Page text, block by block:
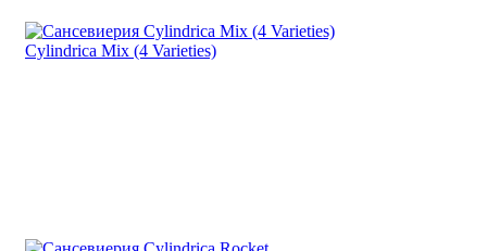
Cylindrica Mix (4 Varieties)